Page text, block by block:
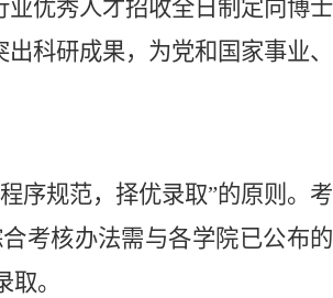
优秀人才招收全日制定向博士
科研成果，为党和国家事业、
序规范，择优录取”的原则。考
考核办法需与各学院已公布的
。